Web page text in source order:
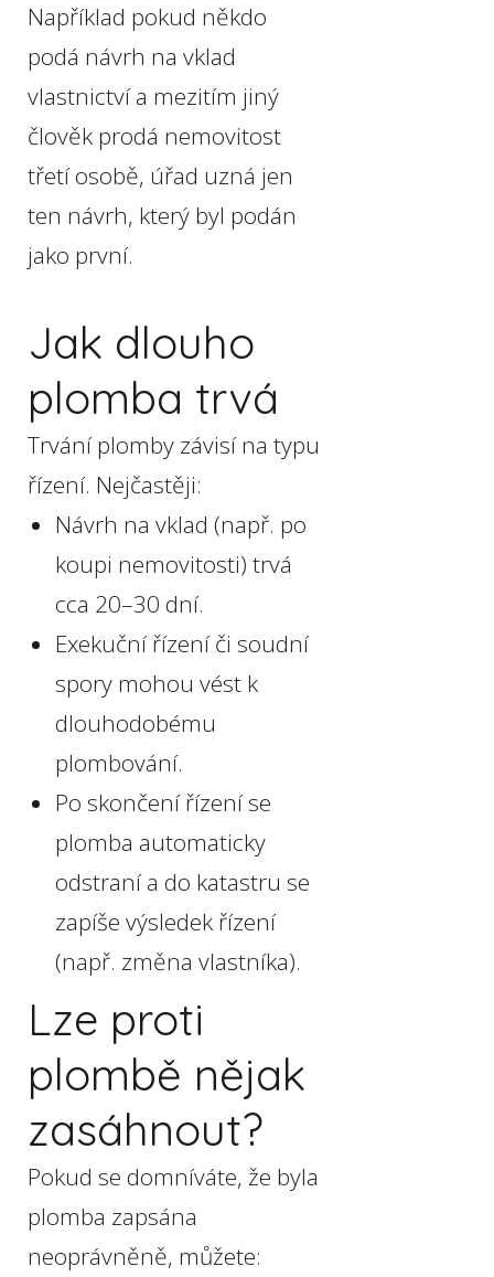
Například pokud někdo
podá návrh na vklad
vlastnictví a mezitím jiný
člověk prodá nemovitost
třetí osobě, úřad uzná jen
ten návrh, který byl podán
jako první.
Jak dlouho
plomba trvá
Trvání plomby závisí na typu
řízení. Nejčastěji:
Návrh na vklad (např. po
koupi nemovitosti) trvá
cca 20–30 dní.
Exekuční řízení či soudní
spory mohou vést k
dlouhodobému
plombování.
Po skončení řízení se
plomba automaticky
odstraní a do katastru se
zapíše výsledek řízení
(např. změna vlastníka).
Lze proti
plombě nějak
zasáhnout?
Pokud se domníváte, že byla
plomba zapsána
neoprávněně, můžete: